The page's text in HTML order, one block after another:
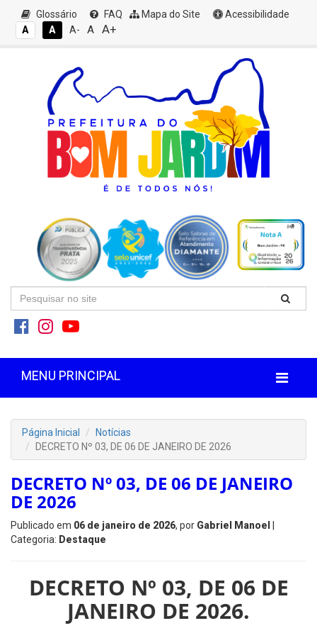
Glossário FAQ Mapa do Site
Acessibilidade
A
A A- A A+
MENU PRINCIPAL
Página Inicial
Notícias
DECRETO Nº 03, DE 06 DE JANEIRO DE 2026
DECRETO Nº 03, DE 06 DE JANEIRO
DE 2026
Publicado em 06 de janeiro de 2026, por Gabriel Manoel
Categoria: Destaque
DECRETO Nº 03, DE 06 DE
JANEIRO DE 2026.